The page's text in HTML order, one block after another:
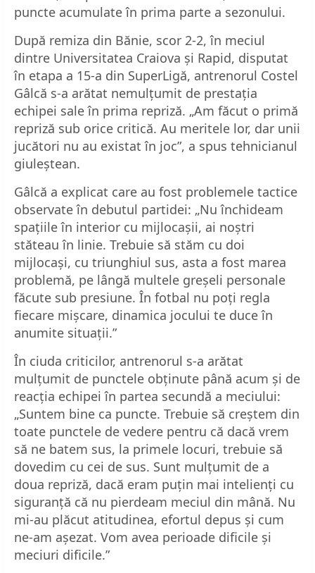
puncte acumulate în prima parte a sezonului.
După remiza din Bănie, scor 2-2, în meciul
dintre Universitatea Craiova și Rapid, disputat
în etapa a 15-a din SuperLigă, antrenorul Costel
Gâlcă s-a arătat nemulțumit de prestația
echipei sale în prima repriză. „Am făcut o primă
repriză sub orice critică. Au meritele lor, dar unii
jucători nu au existat în joc”, a spus tehnicianul
giuleștean.
Gâlcă a explicat care au fost problemele tactice
observate în debutul partidei: „Nu închideam
spațiile în interior cu mijlocașii, ai noștri
stăteau în linie. Trebuie să stăm cu doi
mijlocași, cu triunghiul sus, asta a fost marea
problemă, pe lângă multele greșeli personale
făcute sub presiune. În fotbal nu poți regla
fiecare mișcare, dinamica jocului te duce în
anumite situații.”
În ciuda criticilor, antrenorul s-a arătat
mulțumit de punctele obținute până acum și de
reacția echipei în partea secundă a meciului:
„Suntem bine ca puncte. Trebuie să creștem din
toate punctele de vedere pentru că dacă vrem
să ne batem sus, la primele locuri, trebuie să
dovedim cu cei de sus. Sunt mulțumit de a
doua repriză, dacă eram puțin mai intelienți cu
siguranță că nu pierdeam meciul din mână. Nu
mi-au plăcut atitudinea, efortul depus și cum
ne-am așezat. Vom avea perioade dificile și
meciuri dificile.”